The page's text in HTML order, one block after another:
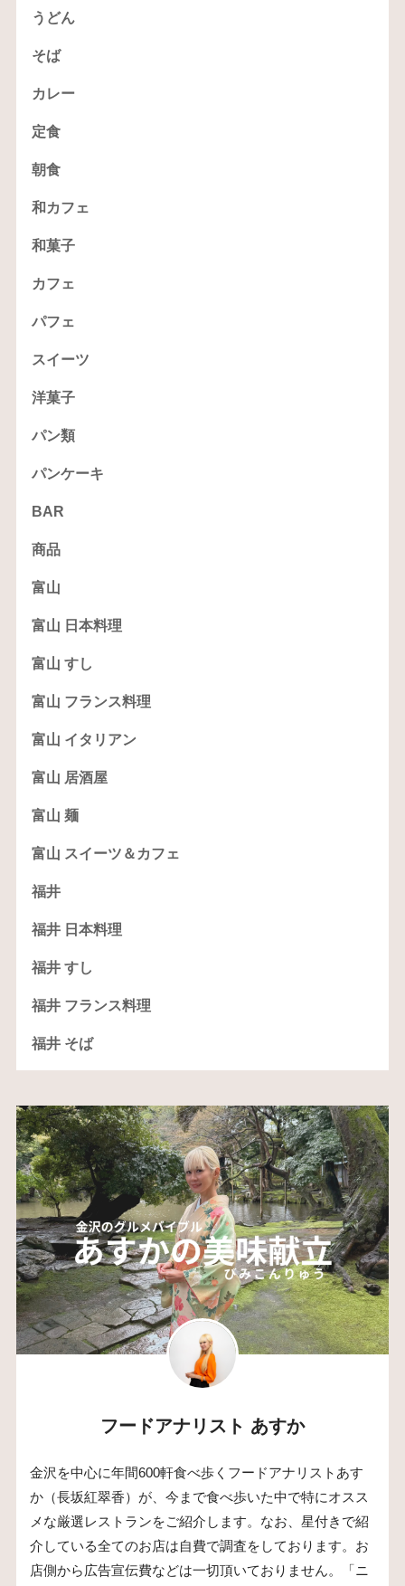
うどん
そば
カレー
定食
朝食
和カフェ
和菓子
カフェ
パフェ
スイーツ
洋菓子
パン類
パンケーキ
BAR
商品
富山
富山 日本料理
富山 すし
富山 フランス料理
富山 イタリアン
富山 居酒屋
富山 麺
富山 スイーツ＆カフェ
福井
福井 日本料理
福井 すし
福井 フランス料理
福井 そば
フードアナリスト あすか
金沢を中心に年間600軒食べ歩くフードアナリストあす
か（長坂紅翠香）が、今まで食べ歩いた中で特にオスス
メな厳選レストランをご紹介します。なお、星付きで紹
介している全てのお店は自費で調査をしております。お
店側から広告宣伝費などは一切頂いておりません。「ニ